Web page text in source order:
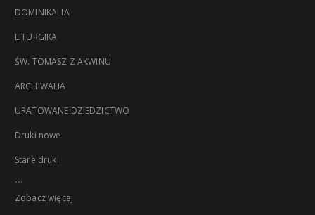
DOMINIKALIA
LITURGIKA
ŚW. TOMASZ Z AKWINU
ARCHIWALIA
URATOWANE DZIEDZICTWO
Druki nowe
Stare druki
...
Zobacz więcej